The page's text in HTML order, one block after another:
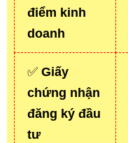
điểm kinh
doanh
✅ Giấy
chứng nhận
đăng ký đầu
tư